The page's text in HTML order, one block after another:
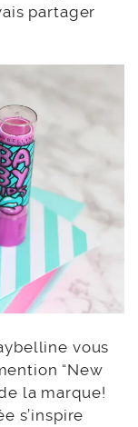
partager
vous
“New
la marque!
s’inspire